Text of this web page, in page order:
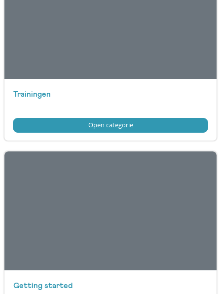
Trainingen
Open categorie
Getting started